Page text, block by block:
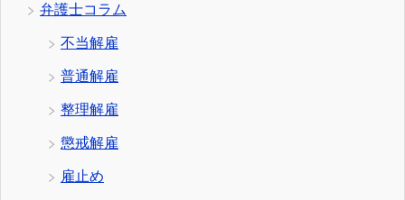
弁護士コラム
不当解雇
普通解雇
整理解雇
懲戒解雇
雇止め